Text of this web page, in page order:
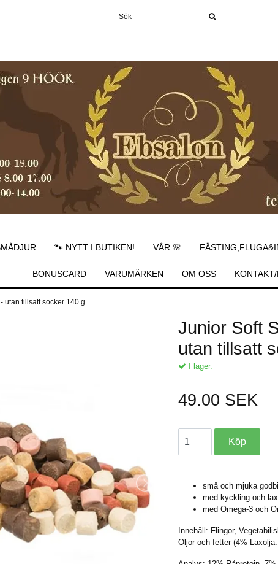
🐾 NYTT I BUTIKEN! VÅR 🌸
BONUSCARD VARUMÄRKEN OM OSS
utan tillsatt socker 140 g
Junior Soft
utan tillsatt
I lager.
49.00 SEK
små och mjuka
med kyckling och lax
med Omega-3 och
Innehåll: Flingor,
Oljor och fetter (4%